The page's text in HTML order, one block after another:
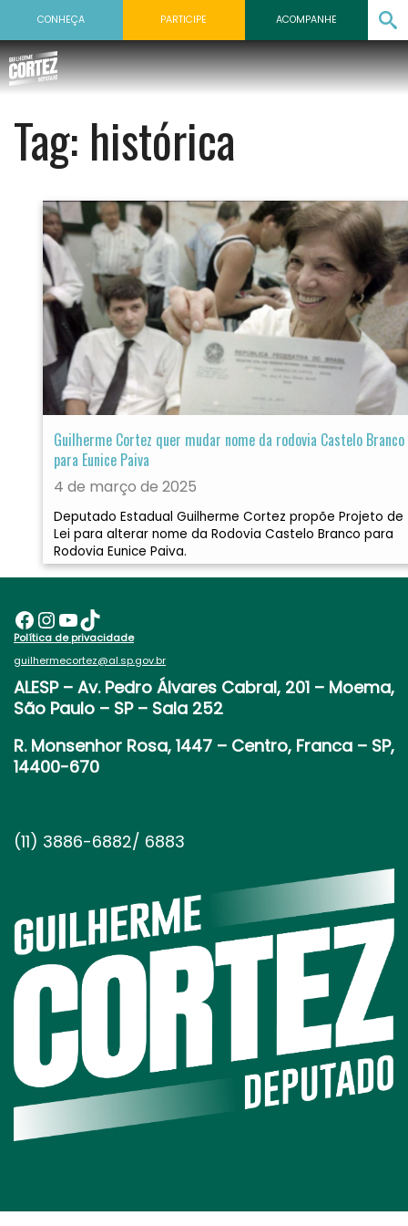
CONHEÇA PARTICIPE ACOMPANHE
Tag: histórica
Guilherme Cortez quer mudar nome da rodovia Castelo Branco
para Eunice Paiva
4 de março de 2025
Deputado Estadual Guilherme Cortez propõe Projeto de
Lei para alterar nome da Rodovia Castelo Branco para
Rodovia Eunice Paiva.
Facebook InstagramYoutube TikTok
Política de privacidade
guilhermecortez@al.sp.gov.br
ALESP – Av. Pedro Álvares Cabral, 201 – Moema,
São Paulo – SP – Sala 252
R. Monsenhor Rosa, 1447 – Centro, Franca – SP,
14400-670
(11) 3886-6882/ 6883